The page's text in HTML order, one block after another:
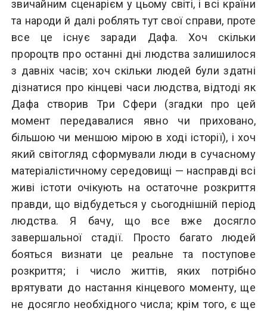
звичайним сценарієм у цьому світі, і всі країни
та народи й далі роблять тут свої справи, проте
все це існує заради Дафа. Хоч скільки
пророцтв про останні дні людства залишилося
з давніх часів; хоч скільки людей були здатні
дізнатися про кінцеві часи людства, відтоді як
Дафа створив Три Сфери (згадки про цей
момент передавалися явно чи приховано,
більшою чи меншою мірою в ході історії), і хоч
який світогляд сформували люди в сучасному
матеріалістичному середовищі — насправді всі
живі істоти очікують на остаточне розкриття
правди, що відбудеться у сьогоднішній період
людства. Я бачу, що все вже досягло
завершальної стадії. Просто багато людей
бояться визнати це реальне та поступове
розкриття; і число життів, яких потрібно
врятувати до настання кінцевого моменту, ще
не досягло необхідного числа; крім того, є ще